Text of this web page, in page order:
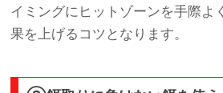
イミングにヒットゾーンを手際よ
果を上げるコツとなります。